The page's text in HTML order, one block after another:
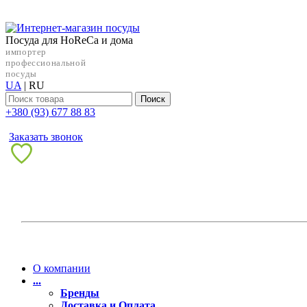
Посуда для HoReCa и дома
импортер
профессиональной
посуды
UA | RU
Поиск
+38‎0 (93) 677 88 83
Заказать звонок
О компании
...
Бренды